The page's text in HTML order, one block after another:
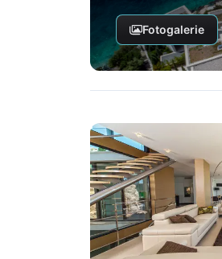
Fotogalerie